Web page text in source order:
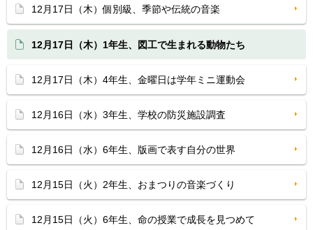
12月17日（木）個別級、季節や伝統の音楽
12月17日（木）1年生、図工で生まれる動物たち
12月17日（木）4年生、金曜日は学年ミニ運動会
12月16日（水）3年生、学校の防災施設調査
12月16日（水）6年生、版画で表す自分の世界
12月15日（火）2年生、おまつりの音楽づくり
12月15日（火）6年生、命の授業で成長を見つめて